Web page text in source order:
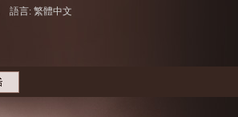
語言: 繁體中文